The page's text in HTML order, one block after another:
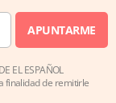
APUNTARME
EL ESPAÑOL
finalidad de remitirle